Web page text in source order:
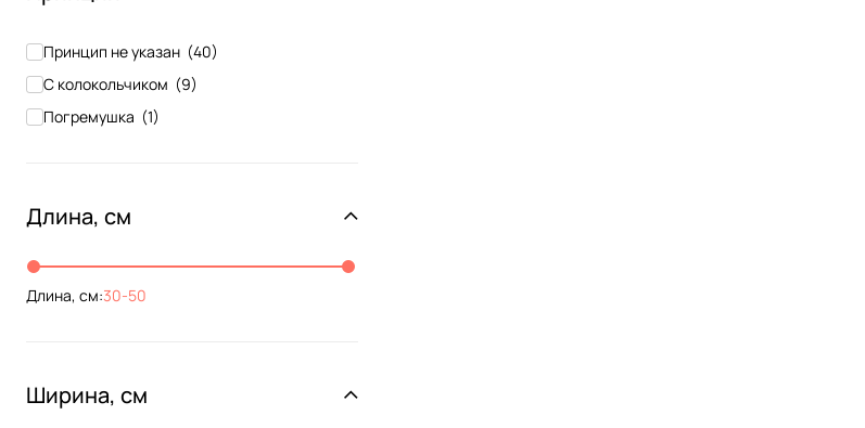
Джут
Материал не указан
( 18
Принцип не указан (40)
С колокольчиком (9)
Погремушка (1)
Длина, см
Длина, см:30-50
Ширина, см